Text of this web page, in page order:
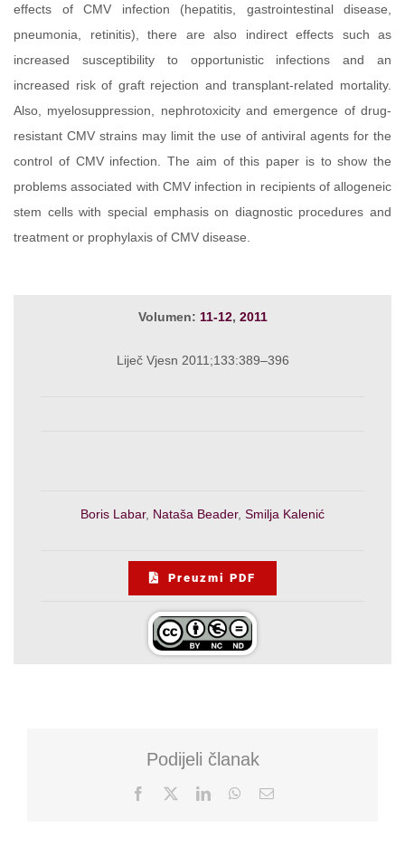
effects of CMV infection (hepatitis, gastrointestinal disease,
pneumonia, retinitis), there are also indirect effects such as
increased susceptibility to opportunistic infections and an
increased risk of graft rejection and transplant-related mortality.
Also, myelosuppression, nephrotoxicity and emergence of drug-
resistant CMV strains may limit the use of antiviral agents for the
control of CMV infection. The aim of this paper is to show the
problems associated with CMV infection in recipients of allogeneic
stem cells with special emphasis on diagnostic procedures and
treatment or prophylaxis of CMV disease.
Volumen: 11-12, 2011
Liječ Vjesn 2011;133:389–396
Boris Labar, Nataša Beader, Smilja Kalenić
Preuzmi PDF
Podijeli članak
Facebook LinkedInWhatsApp
Email: